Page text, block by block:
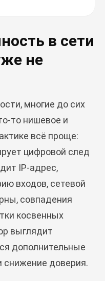
в сети
не
многие до сих
то нишевое и
всё проще:
цифровой след
IP-адрес,
входов, сетевой
совпадения
косвенных
выглядит
дополнительные
снижение доверия.